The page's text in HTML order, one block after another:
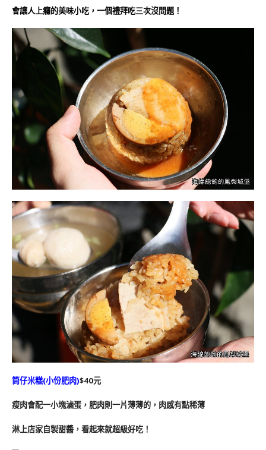
會讓人上癮的美味小吃，一個禮拜吃三次沒問題！
筒仔米糕(小份肥肉)$40元
瘦肉會配一小塊滷蛋，肥肉則一片薄薄的，肉感有點稀薄
淋上店家自製甜醬，看起來就超級好吃！